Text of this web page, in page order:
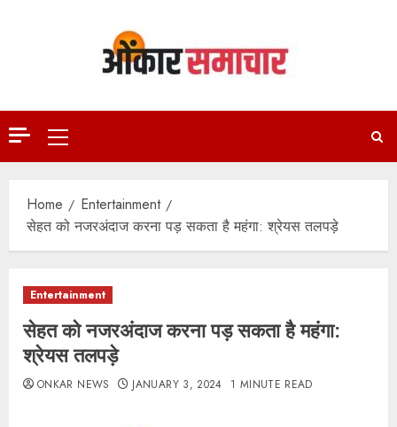
Primary
Menu
Home
Entertainment
सेहत को नजरअंदाज करना पड़ सकता है महंगा: श्रेयस तलपड़े
Entertainment
सेहत को नजरअंदाज करना पड़ सकता है महंगा:
श्रेयस तलपड़े
ONKAR NEWS JANUARY 3, 2024 1 MINUTE READ